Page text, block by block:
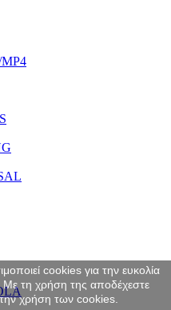
cookies για την ευκολία
Με τη χρήση της αποδέχεστε
χρήση των cookies.